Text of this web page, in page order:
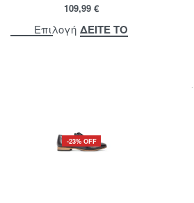
109,99 €
Επιλογή ΔΕΙΤΕ ΤΟ
-23% OFF